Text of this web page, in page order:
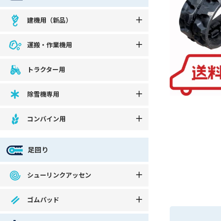
建機用（新品）
運搬・作業機用
トラクター用
除雪機専用
コンバイン用
足回り
シューリンクアッセン
ゴムパッド